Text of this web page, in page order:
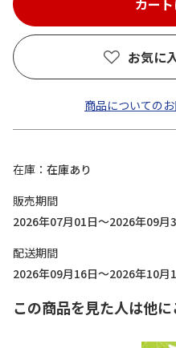
お気に
商品についての
在庫
在庫あり
販売期間
2026年07月01日～2026年09月
配送期間
2026年09月16日～2026年10月
この商品を見た人は他